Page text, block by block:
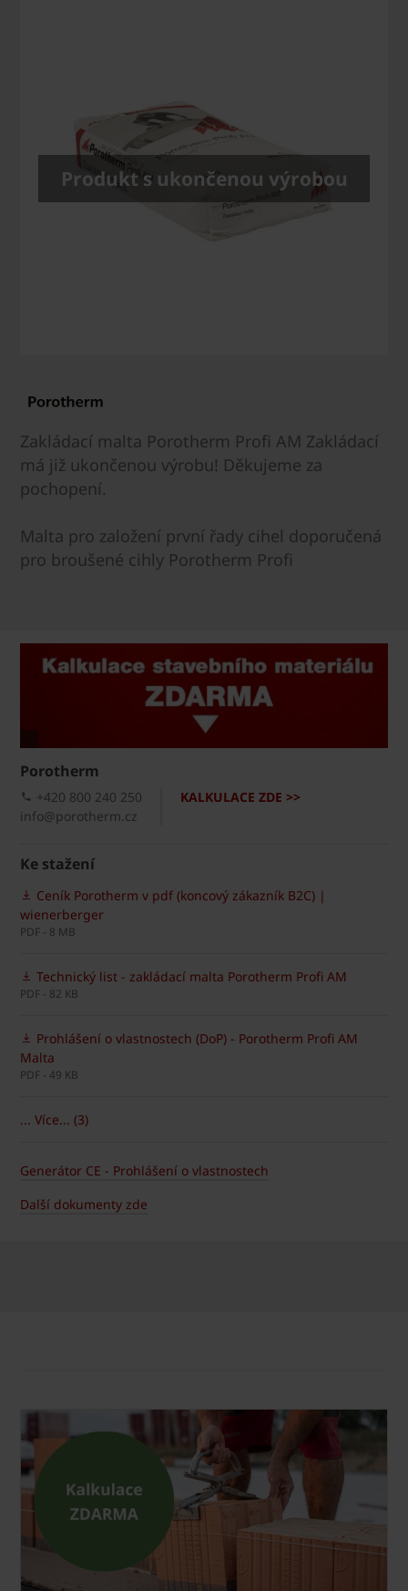
Produkt s ukončenou výrobou
Zakládací malta Porotherm Profi AM Zakládací
má již ukončenou výrobu! Děkujeme za
pochopení.
Malta pro založení první řady cihel doporučená
pro broušené cihly Porotherm Profi
Porotherm
KALKULACE ZDE >>
+420 800 240 250
info@porotherm.cz
Ke stažení
Ceník Porotherm v pdf (koncový zákazník B2C) |
wienerberger
PDF - 8 MB
Technický list - zakládací malta Porotherm Profi AM
PDF - 82 KB
Prohlášení o vlastnostech (DoP) - Porotherm Profi AM
Malta
PDF - 49 KB
... Více... (3)
Generátor CE - Prohlášení o vlastnostech
Další dokumenty zde